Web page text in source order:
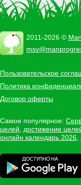
2011-2026 ©
Пользовательское
Политика
Договор оферты
Самое популярное:
целей
достижение
онлайн календарь 2026